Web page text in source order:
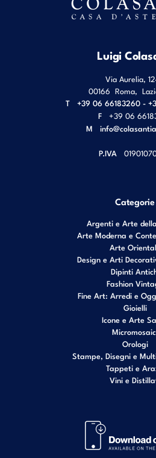
Luigi
Via Aurelia,
00166 Roma
T
+39 06 66183260 -
F
+39 06
M
P.IVA
Categorie
Argenti e Arte
Arte Moderna e
Arte
Design e Arti
Dipinti
Fashion
Fine Art: Arredi e
Gioielli
Icone e Arte
Orologi
Stampe, Disegni e
Tappeti e
Vini e